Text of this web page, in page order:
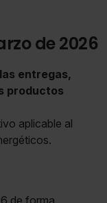
de 2026
entregas,
productos
aplicable al
de forma